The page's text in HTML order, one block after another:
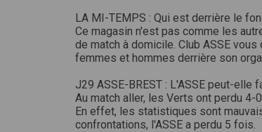
LA MI-TEMPS : Qui est derrière le
Ce magasin n'est pas comme les
de match à domicile. Club ASSE
femmes et hommes derrière son
J29 ASSE-BREST : L'ASSE peut-elle
Au match aller, les Verts ont perdu 4-
En effet, les statistiques sont
confrontations, l'ASSE a perdu 5 fois.